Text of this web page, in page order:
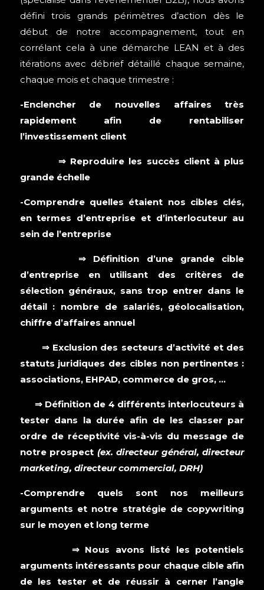
défini trois grands périmètres d’action dès le
début de notre accompagnement, tout en
corrélant cela à une démarche LEAN et à des
itérations avec débrief détaillé chaque semaine,
chaque mois et chaque trimestre :
-Enclencher de nouvelles affaires très
rapidement afin de rentabiliser
l’investissement client
⇒ Reproduire les succès client à plus
grande échelle
-Comprendre quelles étaient nos cibles clés,
en termes d’entreprise et d’interlocuteur au
sein de l’entreprise
⇒ Définition d’une grande cible
d’entreprise en utilisant des critères de
sélection généraux, sans trop entrer dans le
détail : nombre de salariés, géolocalisation,
chiffre d’affaires annuel
⇒ Exclusion des secteurs d’activité et des
statuts juridiques des cibles non pertinentes :
associations, EHPAD, commerce de gros, …
⇒ Définition de 4 différents interlocuteurs à
tester dans la durée afin de les classer par
ordre de réceptivité vis-à-vis du message de
notre prospect (ex. directeur général, directeur
marketing, directeur commercial, DRH)
-Comprendre quels sont nos meilleurs
arguments et notre stratégie de copywriting
sur le moyen et long terme
⇒ Nous avons listé les potentiels
arguments intéressants pour chaque cible afin
de les tester et de réussir à cerner l’angle